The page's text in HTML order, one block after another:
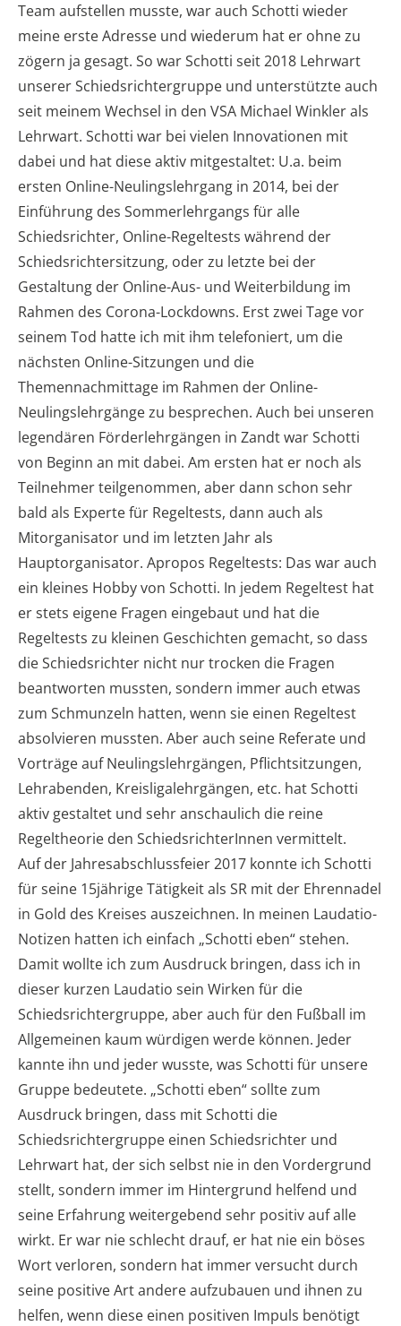
Team aufstellen musste, war auch Schotti wieder
meine erste Adresse und wiederum hat er ohne zu
zögern ja gesagt. So war Schotti seit 2018 Lehrwart
unserer Schiedsrichtergruppe und unterstützte auch
seit meinem Wechsel in den VSA Michael Winkler als
Lehrwart. Schotti war bei vielen Innovationen mit
dabei und hat diese aktiv mitgestaltet: U.a. beim
ersten Online-Neulingslehrgang in 2014, bei der
Einführung des Sommerlehrgangs für alle
Schiedsrichter, Online-Regeltests während der
Schiedsrichtersitzung, oder zu letzte bei der
Gestaltung der Online-Aus- und Weiterbildung im
Rahmen des Corona-Lockdowns. Erst zwei Tage vor
seinem Tod hatte ich mit ihm telefoniert, um die
nächsten Online-Sitzungen und die
Themennachmittage im Rahmen der Online-
Neulingslehrgänge zu besprechen. Auch bei unseren
legendären Förderlehrgängen in Zandt war Schotti
von Beginn an mit dabei. Am ersten hat er noch als
Teilnehmer teilgenommen, aber dann schon sehr
bald als Experte für Regeltests, dann auch als
Mitorganisator und im letzten Jahr als
Hauptorganisator. Apropos Regeltests: Das war auch
ein kleines Hobby von Schotti. In jedem Regeltest hat
er stets eigene Fragen eingebaut und hat die
Regeltests zu kleinen Geschichten gemacht, so dass
die Schiedsrichter nicht nur trocken die Fragen
beantworten mussten, sondern immer auch etwas
zum Schmunzeln hatten, wenn sie einen Regeltest
absolvieren mussten. Aber auch seine Referate und
Vorträge auf Neulingslehrgängen, Pflichtsitzungen,
Lehrabenden, Kreisligalehrgängen, etc. hat Schotti
aktiv gestaltet und sehr anschaulich die reine
Regeltheorie den SchiedsrichterInnen vermittelt.
Auf der Jahresabschlussfeier 2017 konnte ich Schotti
für seine 15jährige Tätigkeit als SR mit der Ehrennadel
in Gold des Kreises auszeichnen. In meinen Laudatio-
Notizen hatten ich einfach „Schotti eben“ stehen.
Damit wollte ich zum Ausdruck bringen, dass ich in
dieser kurzen Laudatio sein Wirken für die
Schiedsrichtergruppe, aber auch für den Fußball im
Allgemeinen kaum würdigen werde können. Jeder
kannte ihn und jeder wusste, was Schotti für unsere
Gruppe bedeutete. „Schotti eben“ sollte zum
Ausdruck bringen, dass mit Schotti die
Schiedsrichtergruppe einen Schiedsrichter und
Lehrwart hat, der sich selbst nie in den Vordergrund
stellt, sondern immer im Hintergrund helfend und
seine Erfahrung weitergebend sehr positiv auf alle
wirkt. Er war nie schlecht drauf, er hat nie ein böses
Wort verloren, sondern hat immer versucht durch
seine positive Art andere aufzubauen und ihnen zu
helfen, wenn diese einen positiven Impuls benötigt